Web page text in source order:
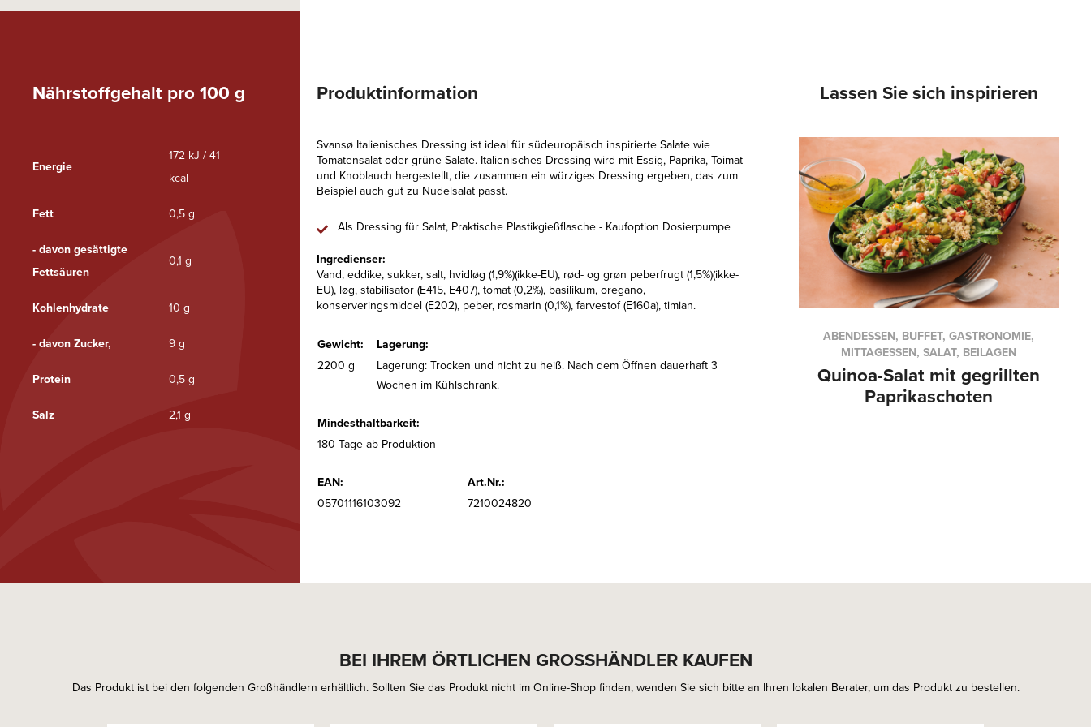
Nährstoffgehalt pro 100 g
Energie
172 kJ / 41
kcal
Fett 0,5 g
- davon gesättigte
Fettsäuren
0,1 g
Kohlenhydrate 10 g
- davon Zucker, 9 g
Protein 0,5 g
Salz 2,1 g
Produktinformation
Svansø Italienisches Dressing ist ideal für südeuropäisch inspirierte Salate wie
Tomatensalat oder grüne Salate. Italienisches Dressing wird mit Essig, Paprika, Toimat
und Knoblauch hergestellt, die zusammen ein würziges Dressing ergeben, das zum
Beispiel auch gut zu Nudelsalat passt.
Als Dressing für Salat, Praktische Plastikgießflasche - Kaufoption Dosierpumpe
Ingredienser:
Vand, eddike, sukker, salt, hvidløg (1,9%)(ikke-EU), rød- og grøn peberfrugt (1,5%)(ikke-
EU), løg, stabilisator (E415, E407), tomat (0,2%), basilikum, oregano,
konserveringsmiddel (E202), peber, rosmarin (0,1%), farvestof (E160a), timian.
Gewicht:
Lagerung:
2200 g
Lagerung: Trocken und nicht zu heiß. Nach dem Öffnen dauerhaft 3
Wochen im Kühlschrank.
Mindesthaltbarkeit:
180 Tage ab Produktion
EAN:
Art.Nr.:
05701116103092
7210024820
Lassen Sie sich inspirieren
ABENDESSEN, BUFFET, GASTRONOMIE,
MITTAGESSEN, SALAT, BEILAGEN
Quinoa-Salat mit gegrillten
Paprikaschoten
BEI IHREM ÖRTLICHEN GROSSHÄNDLER KAUFEN
Das Produkt ist bei den folgenden Großhändlern erhältlich. Sollten Sie das Produkt nicht im Online-Shop finden, wenden Sie sich bitte an Ihren lokalen Berater, um das Produkt zu bestellen.